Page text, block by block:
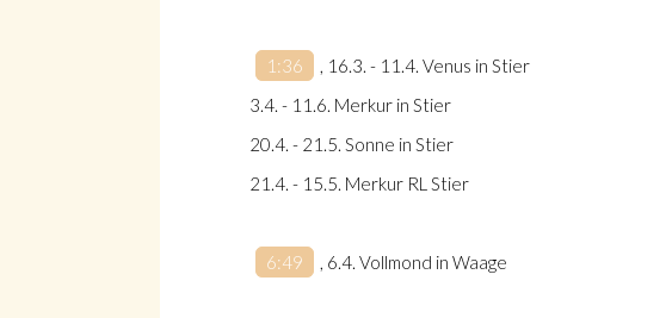
1:36
, 16.3. - 11.4. Venus in Stier
3.4. - 11.6. Merkur in Stier
20.4. - 21.5. Sonne in Stier
21.4. - 15.5. Merkur RL Stier
6:49 , 6.4. Vollmond in Waage